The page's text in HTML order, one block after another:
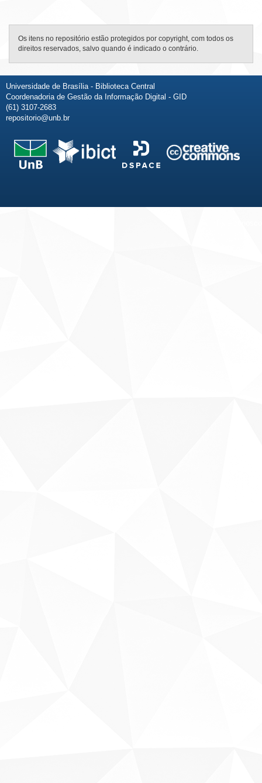
Os itens no repositório estão protegidos por copyright, com todos os
direitos reservados, salvo quando é indicado o contrário.
Universidade de Brasília - Biblioteca Central
Coordenadoria de Gestão da Informação Digital - GID
(61) 3107-2683
repositorio@unb.br